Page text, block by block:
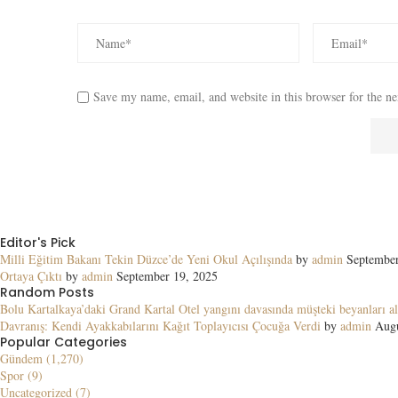
Save my name, email, and website in this browser for the
Editor's Pick
Milli Eğitim Bakanı Tekin Düzce’de Yeni Okul Açılışında by admin
Ortaya Çıktı by admin September 19, 2025
Random Posts
Bolu Kartalkaya’daki Grand Kartal Otel yangını davasında müşteki beyanları
Davranış: Kendi Ayakkabılarını Kağıt Toplayıcısı Çocuğa Verdi by admin
Popular Categories
Gündem (1,270)
Spor (9)
Uncategorized (7)